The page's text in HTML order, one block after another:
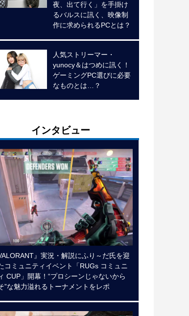
夜、出て行く」を手掛け
るバルスに訊く、映像制
作に求められるPCとは？
人気ストリーマー・
yunocy＆はつめに訊く！
ゲーミングPC選びに必要
なものとは…？
インタビュー
』実況・解説にふり～だ氏を迎
コミュニティイベント「RUGs コミュニ
CUP」開幕！“プロシーンじゃないから
”な魅力溢れるトーナメントをレポ